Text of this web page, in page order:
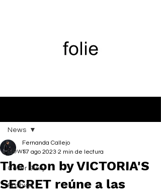
News
Cover Story
Fashion
News
The Icon by VICTORIA'S
SECRET reúne a las
Fernanda Callejo
17 ago 2023 2 min de lectura